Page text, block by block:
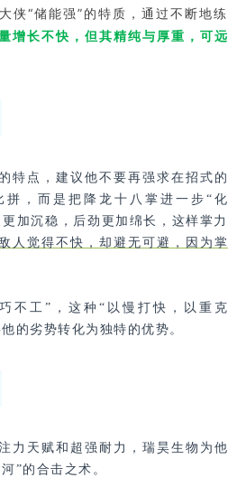
侠“储能强”的特质，通过不断地练
增长不快，但其精纯与厚重，可远
特点，建议他不要再强求在招式的
拼，而是把降龙十八掌进一步“化
加沉稳，后劲更加绵长，这样掌力
人觉得不快，却避无可避，因为掌
不工”，这种“以慢打快，以重克
的劣势转化为独特的优势。
力天赋和超强耐力，瑞昊生物为他
”的合击之术。